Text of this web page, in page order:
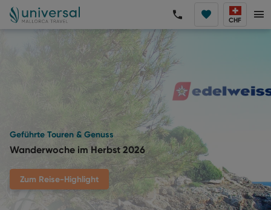
CHF
Geführte Touren & Genuss
Wanderwoche im Herbst 2026
Zum Reise-Highlight